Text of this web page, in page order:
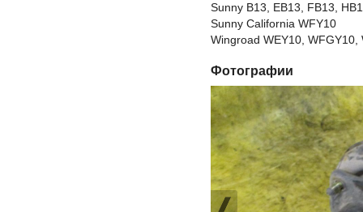
Sunny B13, EB13, FB13,
Sunny California WFY10
Wingroad WEY10,
Фотографии